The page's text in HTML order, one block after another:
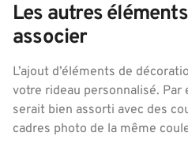
Les autres
associer
L’ajout d’éléments de
votre rideau personnalisé. Par
serait bien assorti avec des
cadres photo de la même